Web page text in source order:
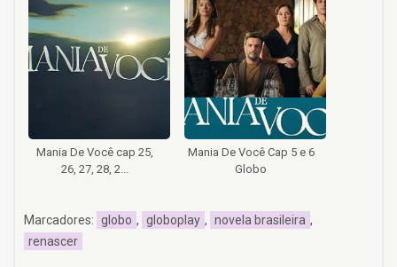
Mania De Você cap 25,
26, 27, 28, 2...
Mania De Você Cap 5 e 6
Globo
Marcadores: globo , globoplay , novela brasileira ,
renascer